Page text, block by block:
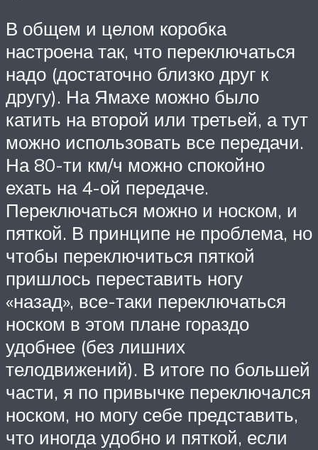
В общем и целом коробка
настроена так, что переключаться
надо (достаточно близко друг к
другу). На Ямахе можно было
катить на второй или третьей, а тут
можно использовать все передачи.
На 80-ти км/ч можно спокойно
ехать на 4-ой передаче.
Переключаться можно и носком, и
пяткой. В принципе не проблема, но
чтобы переключиться пяткой
пришлось переставить ногу
«назад», все-таки переключаться
носком в этом плане гораздо
удобнее (без лишних
телодвижений). В итоге по большей
части, я по привычке переключался
носком, но могу себе представить,
что иногда удобно и пяткой, если